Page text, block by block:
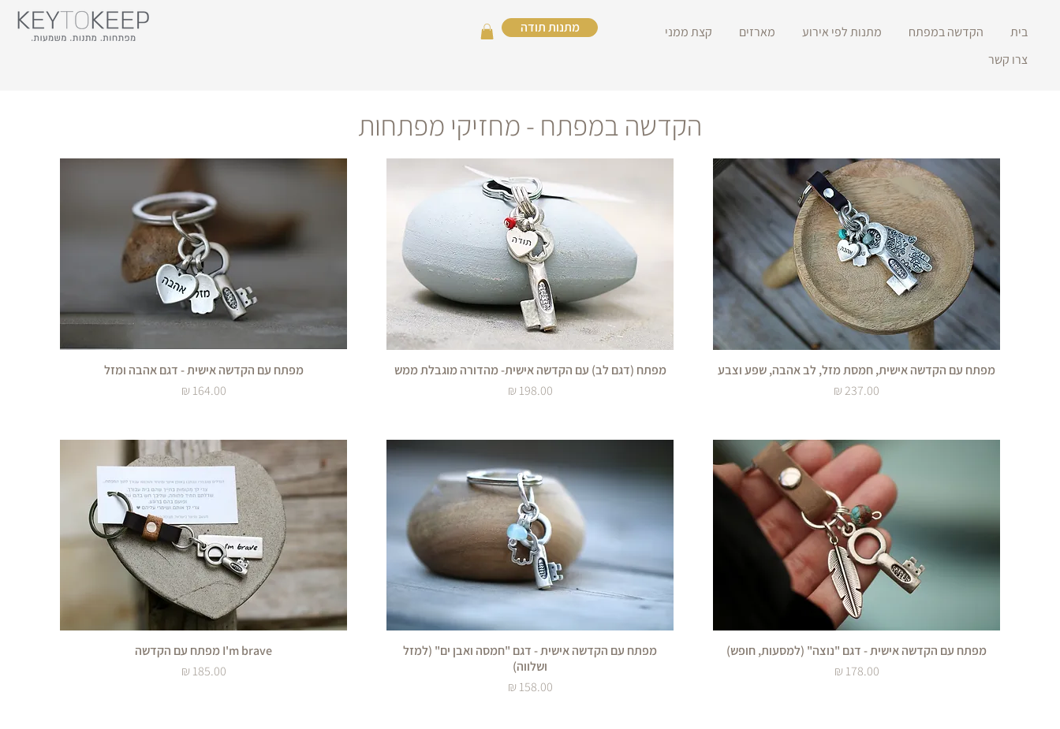
מתנות תודה בית הקדשה במפתח מתנות לפי אירוע מארזים
קצת ממני
צרו קשר
הקדשה במפתח - מחזיקי מפתחות
מפתח עם הקדשה אישית, חמסת מזל, לב אהבה, שפע וצבע
מחיר
מפתח (דגם לב) עם הקדשה אישית- מהדורה מוגבלת ממש
מחיר
מפתח עם הקדשה אישית - דגם אהבה ומזל
מחיר
מפתח עם הקדשה אישית - דגם "נוצה" (למסעות, חופש)
מחיר
מפתח עם הקדשה אישית - דגם "חמסה ואבן ים" (למזל
ושלווה)
מחיר
I'm brave מפתח עם הקדשה
מחיר